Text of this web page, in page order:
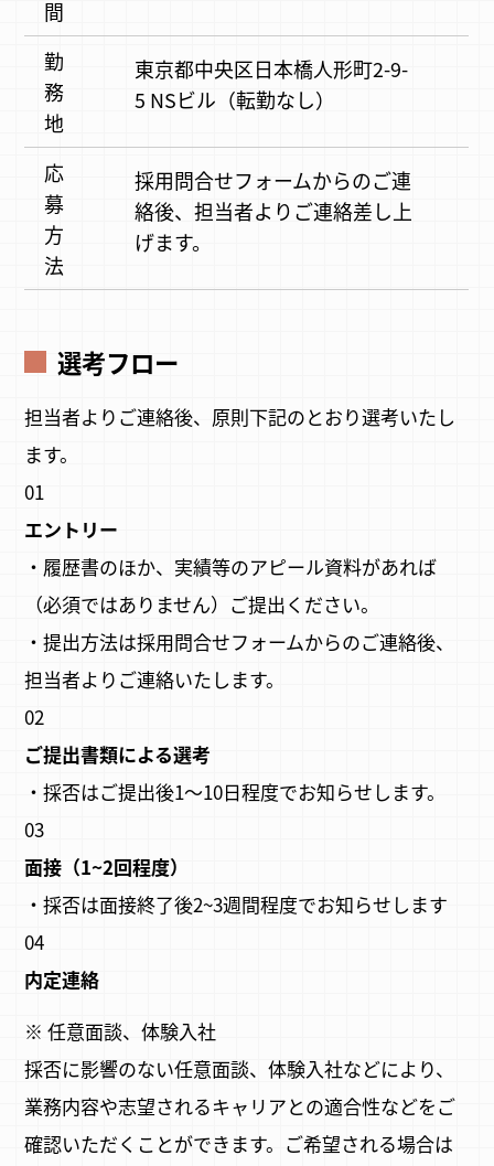
間
勤
務
地
東京都中央区日本橋人形町2-9-
5 NSビル（転勤なし）
応
募
方
法
採用問合せフォームからのご連
絡後、担当者よりご連絡差し上
げます。
選考フロー
担当者よりご連絡後、原則下記のとおり選考いたし
ます。
01
エントリー
・履歴書のほか、実績等のアピール資料があれば
（必須ではありません）ご提出ください。
・提出方法は採用問合せフォームからのご連絡後、
担当者よりご連絡いたします。
02
ご提出書類による選考
・採否はご提出後1～10日程度でお知らせします。
03
面接（1~2回程度）
・採否は面接終了後2~3週間程度でお知らせします
04
内定連絡
※ 任意面談、体験入社
採否に影響のない任意面談、体験入社などにより、
業務内容や志望されるキャリアとの適合性などをご
確認いただくことができます。ご希望される場合は